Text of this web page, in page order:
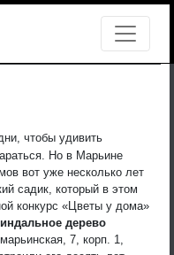
чтобы удивить
Но в Марьине
вот уже несколько лет
садик, который в этом
конкурс «Цветы у дома»
дерево
7, корп. 1,